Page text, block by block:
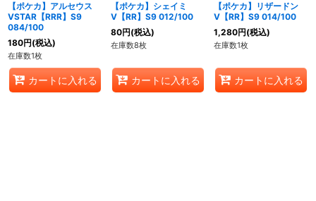
【ポケカ】アルセウス
VSTAR【RRR】S9
084/100
180円(税込)
在庫数1枚
カートに入れる
【ポケカ】シェイミ
V【RR】S9 012/100
80円(税込)
在庫数8枚
カートに入れる
【ポケカ】リザードン
V【RR】S9 014/100
1,280円(税込)
在庫数1枚
カートに入れる